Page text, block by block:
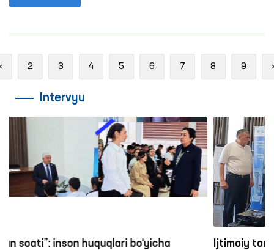
muddatli uchrashuv xonalardagi sharoitlar
Previous
2 3 4 5 6 7 8 9
Intervyu
Ijtimoiy tarmoqlarda ayollar va bolalarga nisbatan